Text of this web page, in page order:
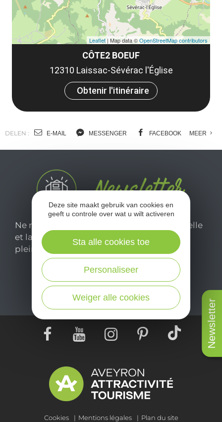
Newsletter
CÔTE2 BOEUF
12310 Laissac-Sévérac l'Église
Obtenir l'itinéraire
Leaflet| Map data ©OpenStreetMap contributors
DELEN : E-MAIL MESSENGER FACEBOOK MEER
Ne manquez pas notre newsletter mensuelle
et laissez-vous inspirer pour profiter
pleinement de votre séjour en Aveyron.
Je m'abonne ici
Cookies Mentions légales Plan du site
Deze site maakt gebruik van cookies en
geeft u controle over wat u wilt activeren
Weiger alle cookies
Personaliseer
Sta alle cookies toe